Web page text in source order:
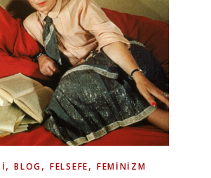
,BLOG,FELSEFE, FEMINIZM